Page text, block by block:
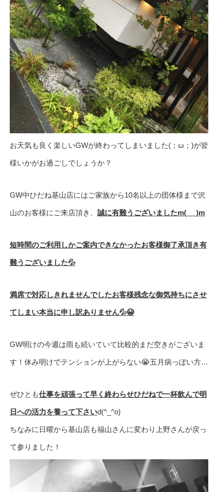
お天気も良く楽しいGWが終わってしまいました(；ω；)が皆
様いかがお過ごしでしょうか？
GW中ひだね基山店にはご家族から10名以上の団体様まで沢
山のお客様にご来店頂き、 誠に有難うございましたm(_ _)m
短時間のご利用しかご案内できなかったお客様御了承頂き有
難うございました💦
満席で対応しきれませんでしたお客様残念な御気持ちにさせ
てしまい本当に申し訳ありません💦😭
GW明けの今週は雨も続いていて比較的まだ空きがございま
す！休み明けでテンションが上がらない😭五月病っぽい方…
ぜひとも仕事を頑張って早く終わらせひだねで一杯飲んで明
日への活力を養って下さいd(^_^o)
ちなみに日曜から基山店も福山さんに変わり上野さんが戻っ
て参りました！